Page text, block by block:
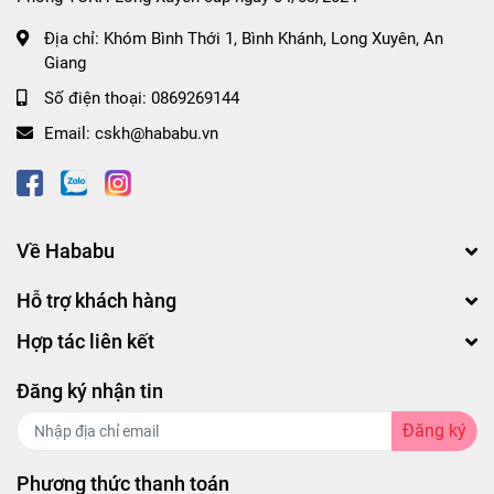
Avita giúp ngăn ngừa các bệnh lây truyền qua
đường tình dục và tránh thai hiệu quả, bảo vệ
sức khỏe sinh sản của cả hai phái.
Tăng cường cảm giác thoải mái:
mịn mang lại cảm giác tự nhiên, thoải mái,
không gây cảm giác khó chịu khi sử dụng, giúp
Tiện lợi và kinh tế:
Đóng gói hộp 10 chiếc phù
tiết kiệm chi phí và đảm bảo sự tiện lợi trong
mọi tình huống.
Hướng Dẫn Sử Dụng và Bảo Quản
Kiểm tra bao bì:
Đảm bảo bao cao su còn
nguyên vẹn trước khi sử dụng để đảm bảo an
Địa chỉ: Khóm Bình Thới 1, Bình Khánh, Long Xuyên, An
Giang
Số điện thoại: 0869269144
Email: cskh@hababu.vn
Về Hababu
Hỗ trợ khách hàng
Hợp tác liên kết
Đăng ký nhận tin
Đăng ký
Phương thức thanh toán